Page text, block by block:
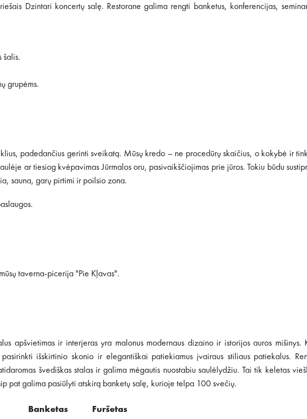
Dzintari koncertų salę. Restorane galima rengti banketus, konferencijas,
šalis.
grupėms.
padedančius gerinti sveikatą. Mūsų kredo – ne procedūrų skaičius, o kokybė ir
ar tiesiog kvėpavimas Jūrmalos oru, pasivaikščiojimas prie jūros. Tokiu būdu
sauna, garų pirtimi ir poilsio zona.
taverna-picerija "Pie Kļavas".
ir interjeras yra malonus modernaus dizaino ir istorijos auros mišinys.
išskirtinio skonio ir elegantiškai patiekiamus įvairaus stiliaus patiekalus.
švediškas stalas ir galima mėgautis nuostabiu saulėlydžiu. Tai tik keletas
pat galima pasiūlyti atskirą banketų salę, kurioje telpa 100 svečių.
Banketas Furšetas